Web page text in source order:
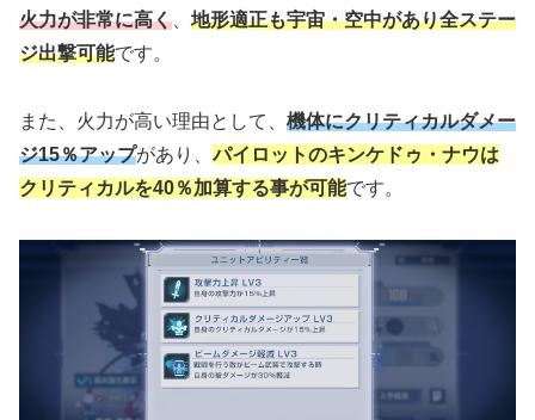
火力が非常に高く、 地形適正も宇宙・空中があり全ステー
ジ出撃可能です。
また、火力が高い理由として、 機体にクリティカルダメー
ジ15％アップがあり、パイロットのキンケドゥ・ナウは
クリティカルを40％加算する事が可能です。